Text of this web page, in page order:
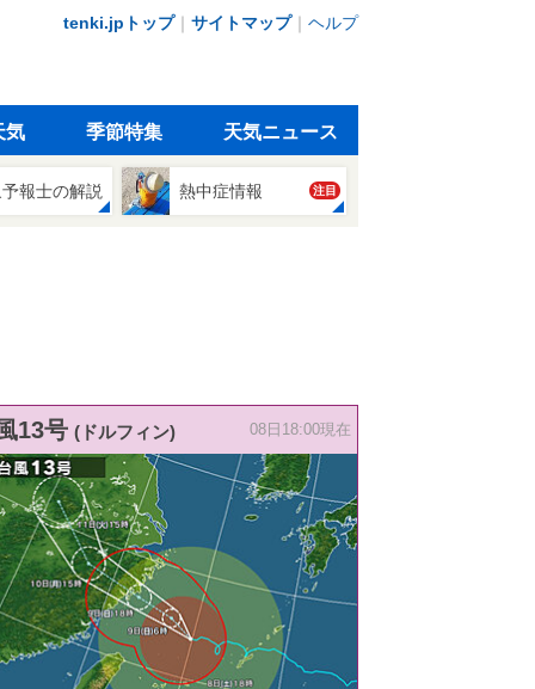
tenki.jpトップ｜ サイトマップ｜ ヘルプ
気 季節特集 天気ニュース
報士の解説 熱中症情報 注目
13号 (ドルフィン) 08日18:00現在